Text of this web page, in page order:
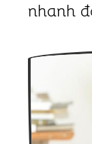
nhanh